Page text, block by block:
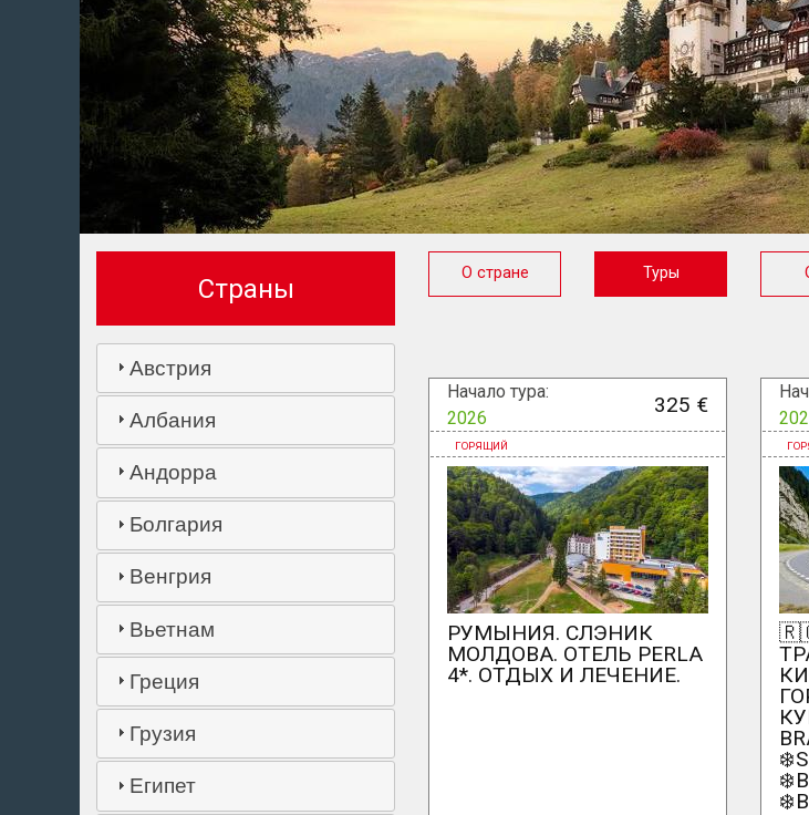
О стране Туры
Начало тура:
2026
325 €
РУМЫНИЯ. СЛЭНИК
МОЛДОВА. ОТЕЛЬ PERLA
4*. ОТДЫХ И ЛЕЧЕНИЕ.
Страны
Австрия
Албания
Андорра
Болгария
Венгрия
Вьетнам
Греция
Грузия
Египет